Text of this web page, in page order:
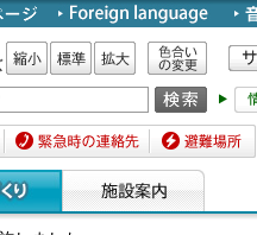
縮小 標準 拡大
色合いの変更
緊急時の連絡先 避難場所